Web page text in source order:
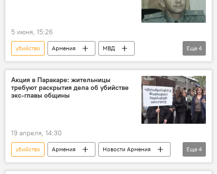
5 июня, 15:26
убийство Армения
МВД
Следственный комитет
заместитель
Общество
Еще 4
Акция в Паракаре: жительницы
требуют раскрытия дела об убийстве
экс-главы общины
19 апреля, 14:30
убийство Армения
Новости Армения
Общество
Политика
Паракар
Еще 4